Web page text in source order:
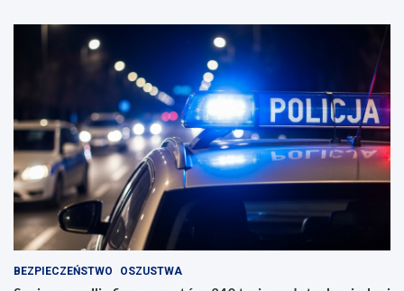
BEZPIECZEŃSTWO OSZUSTWA